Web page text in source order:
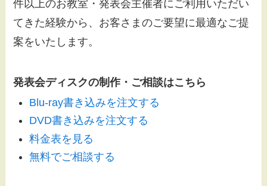
件以上のお教室・発表会主催者にご利用いただい
てきた経験から、お客さまのご要望に最適なご提
案をいたします。
発表会ディスクの制作・ご相談はこちら
Blu-ray書き込みを注文する
DVD書き込みを注文する
料金表を見る
無料でご相談する